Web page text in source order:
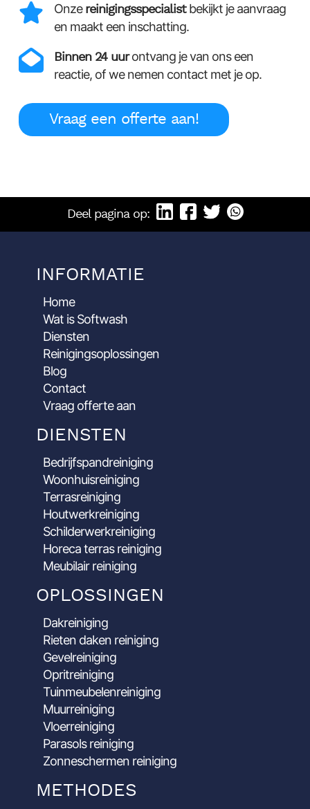
Onzereinigingsspecialistbekijkt je aanvraag
en maakt een inschatting.
Binnen 24 uurontvang je van ons een
reactie, of we nemen contact met je op.
Vraag een offerte aan!
Deel pagina op:
INFORMATIE
Home
Wat is Softwash
Diensten
Reinigingsoplossingen
Blog
Contact
Vraag offerte aan
DIENSTEN
Bedrijfspandreiniging
Woonhuisreiniging
Terrasreiniging
Houtwerkreiniging
Schilderwerkreiniging
Horeca terras reiniging
Meubilair reiniging
OPLOSSINGEN
Dakreiniging
Rieten daken reiniging
Gevelreiniging
Opritreiniging
Tuinmeubelenreiniging
Muurreiniging
Vloerreiniging
Parasols reiniging
Zonneschermen reiniging
METHODES